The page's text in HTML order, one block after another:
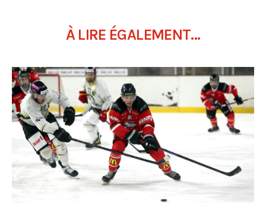
À LIRE ÉGALEMENT...